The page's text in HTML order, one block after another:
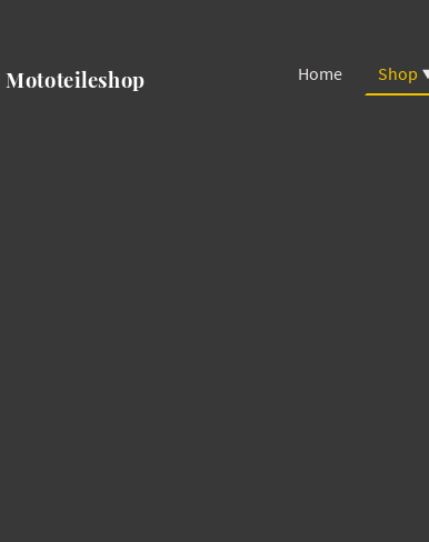
Mototeileshop Home Shop